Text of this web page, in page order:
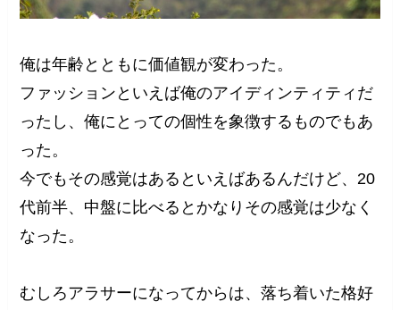
俺は年齢とともに価値観が変わった。
ファッションといえば俺のアイディンティティだ
ったし、俺にとっての個性を象徴するものでもあ
った。
今でもその感覚はあるといえばあるんだけど、20
代前半、中盤に比べるとかなりその感覚は少なく
なった。
むしろアラサーになってからは、落ち着いた格好